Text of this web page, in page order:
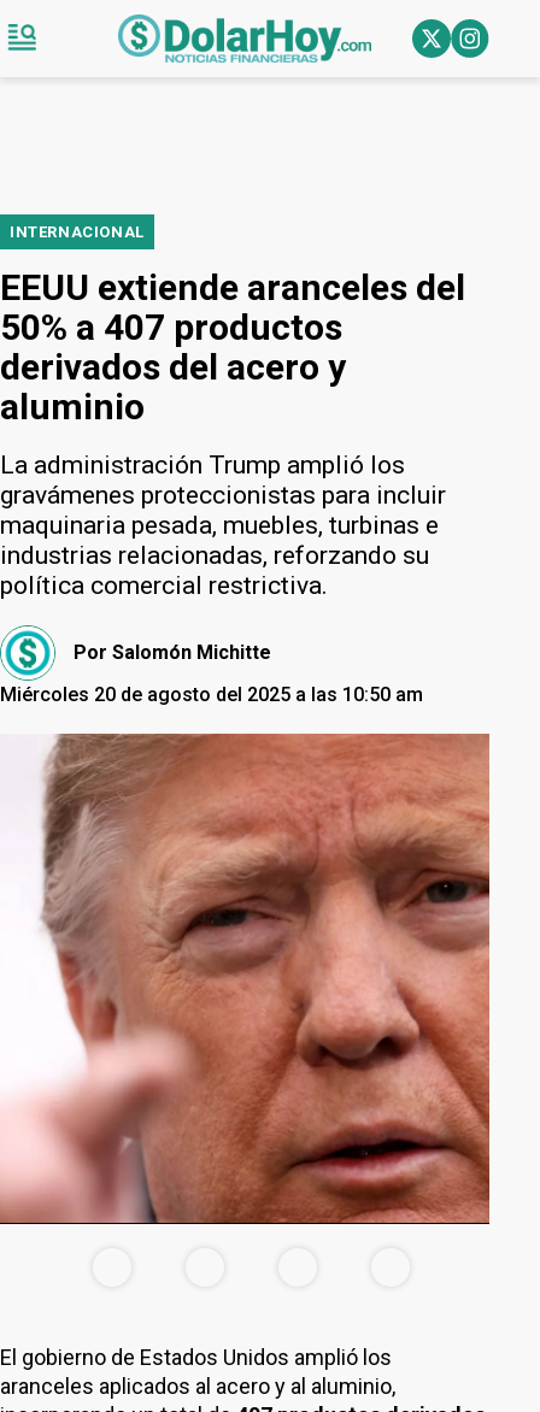
INTERNACIONAL
EEUU extiende aranceles del
50% a 407 productos
derivados del acero y
aluminio
La administración Trump amplió los
gravámenes proteccionistas para incluir
maquinaria pesada, muebles, turbinas e
industrias relacionadas, reforzando su
política comercial restrictiva.
Por Salomón Michitte
Miércoles 20 de agosto del 2025 a las 10:50 am
El gobierno de Estados Unidos amplió los
aranceles aplicados al acero y al aluminio,